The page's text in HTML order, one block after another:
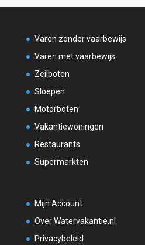
Varen zonder vaarbewijs
Varen met vaarbewijs
Zeilboten
Sloepen
Motorboten
Vakantiewoningen
Restaurants
Supermarkten
Mijn Account
Over Watervakantie.nl
Privacybeleid